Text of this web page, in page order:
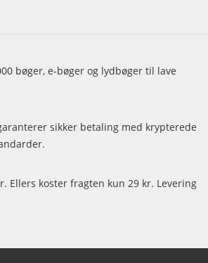
bøger, e-bøger og lydbøger til lave
sikker betaling med krypterede
Ellers koster fragten kun 29 kr. Levering